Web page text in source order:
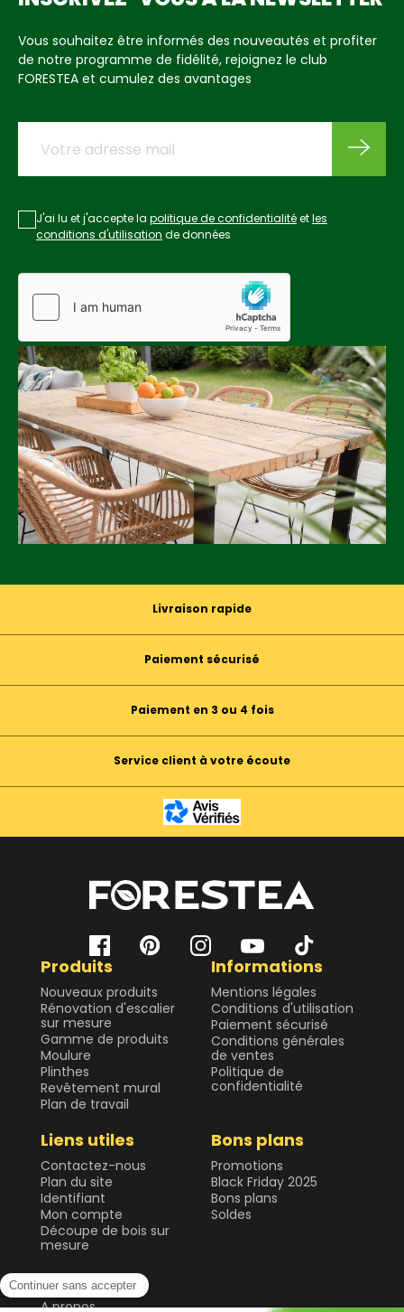
Vous souhaitez être informés des nouveautés et profiter
de notre programme de fidélité, rejoignez le club
FORESTEA et cumulez des avantages
J'ai lu et j'accepte la politique de confidentialitéetles
conditions d'utilisation de données
Livraison rapide
Paiement sécurisé
Paiement en 3 ou 4 fois
Service client à votre écoute
Produits
Nouveaux produits
Rénovation d'escalier
sur mesure
Gamme de produits
Moulure
Plinthes
Revêtement mural
Plan de travail
Informations
Mentions légales
Conditions d'utilisation
Paiement sécurisé
Conditions générales
de ventes
Politique de
confidentialité
Liens utiles
Contactez-nous
Plan du site
Identifiant
Mon compte
Découpe de bois sur
mesure
Bons plans
Promotions
Black Friday 2025
Bons plans
Soldes
Forestea
A propos